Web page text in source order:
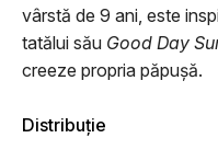
vârstă de 9 ani, este
tatălui său Good Day
creeze propria păpușă.
Distribuție